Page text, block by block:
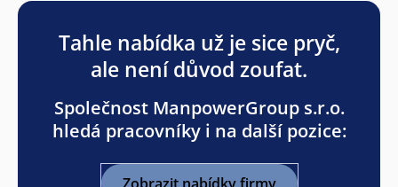
Tahle nabídka už je sice pryč,
ale není důvod zoufat.
Společnost ManpowerGroup s.r.o.
hledá pracovníky i na další pozice: